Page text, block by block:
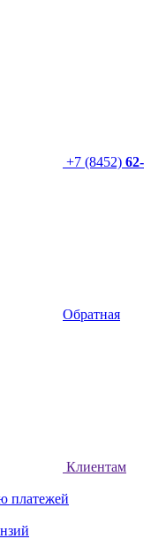
+7 (8452) 62-
Обратная
Клиентам
платежей